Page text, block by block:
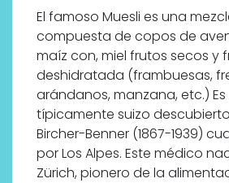
El famoso Muesli es una
compuesta de copos de
maíz con, miel frutos secos y
deshidratada (frambuesas,
arándanos, manzana, etc.)
típicamente suizo descubierto
Bircher-Benner (1867-1939)
por Los Alpes. Este médico
Zürich, pionero de la